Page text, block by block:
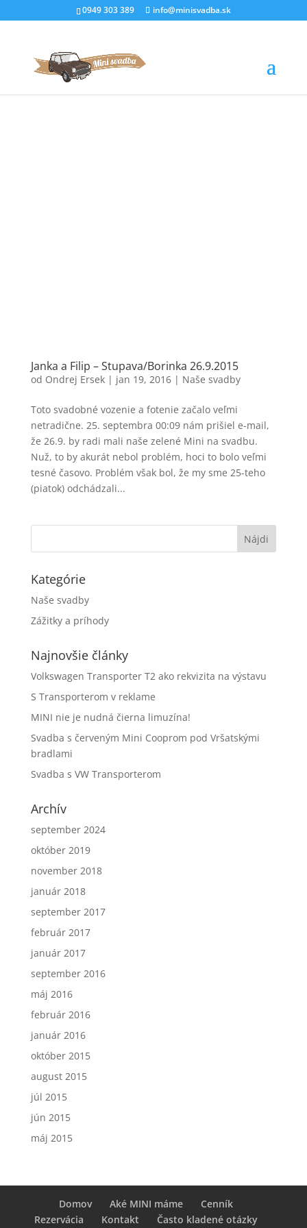
0949 303 389 info@minisvadba.sk
Janka a Filip – Stupava/Borinka 26.9.2015
od Ondrej Ersek| jan 19, 2016| Naše svadby
Toto svadobné vozenie a fotenie začalo veľmi
netradične. 25. septembra 00:09 nám prišiel e-mail,
že 26.9. by radi mali naše zelené Mini na svadbu.
Nuž, to by akurát nebol problém, hoci to bolo veľmi
tesné časovo. Problém však bol, že my sme 25-teho
(piatok) odchádzali...
Kategórie
Naše svadby
Zážitky a príhody
Najnovšie články
Volkswagen Transporter T2 ako rekvizita na výstavu
S Transporterom v reklame
MINI nie je nudná čierna limuzína!
Svadba s červeným Mini Cooprom pod Vršatskými
bradlami
Svadba s VW Transporterom
Archív
september 2024
október 2019
november 2018
január 2018
september 2017
február 2017
január 2017
september 2016
máj 2016
február 2016
január 2016
október 2015
august 2015
júl 2015
jún 2015
máj 2015
Domov Aké MINI máme
Cenník
Rezervácia
Kontakt Často kladené otázky